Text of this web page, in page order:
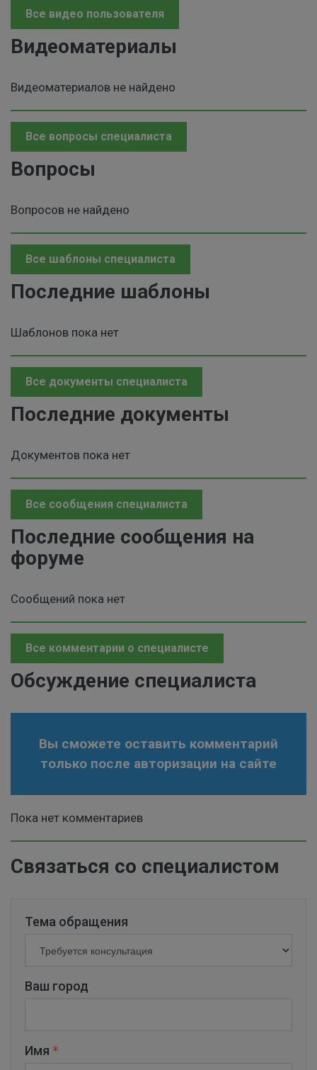
Все видео пользователя
Видеоматериалы
Видеоматериалов не найдено
Все вопросы специалиста
Вопросы
Вопросов не найдено
Все шаблоны специалиста
Последние шаблоны
Шаблонов пока нет
Все документы специалиста
Последние документы
Документов пока нет
Все сообщения специалиста
Последние сообщения на
форуме
Сообщений пока нет
Все комментарии о специалисте
Обсуждение специалиста
Вы сможете оставить комментарий
только после авторизации на сайте
Пока нет комментариев
Связаться со специалистом
Тема обращения
Ваш город
Имя